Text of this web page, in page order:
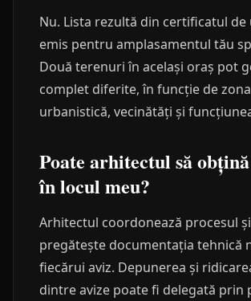
Nu. Lista rezultă din certificatul de
emis pentru amplasamentul tău
Două terenuri în același oraș pot
complet diferite, în funcție de zona
urbanistică, vecinătăți și
Poate arhitectul să
în locul meu?
Arhitectul coordonează procesul și
pregătește documentația tehnică
fiecărui aviz. Depunerea și
dintre avize poate fi delegată prin